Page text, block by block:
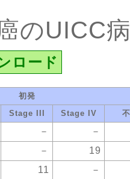
のUICC
ロード
初発
Stage III Stage IV
－ －
－ 19
11 －